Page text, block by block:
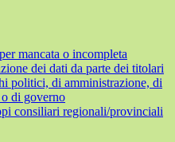
mancata o incompleta
dei dati da parte dei titolari
politici, di amministrazione, di
di governo
consiliari regionali/provinciali